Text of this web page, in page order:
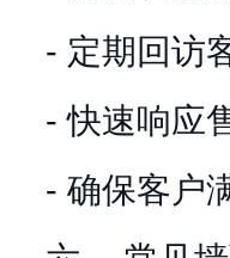
- 定期回访
- 快速响应
- 确保客户